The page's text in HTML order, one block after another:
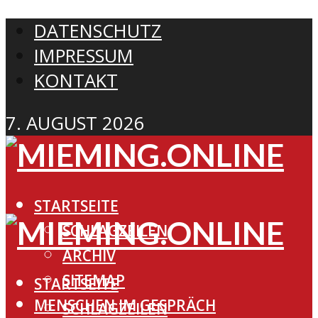
DATENSCHUTZ
IMPRESSUM
KONTAKT
7. AUGUST 2026
STARTSEITE
SCHLAGZEILEN
ARCHIV
SITEMAP
MENSCHEN IM GESPRÄCH
STARTSEITE
SCHLAGZEILEN